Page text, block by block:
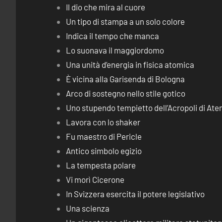
Il dio che mira al cuore
Un tipo di stampa a un solo colore
Indica il tempo che manca
Lo suonava il maggiordomo
Una unità d’energia in fisica atomica
È vicina alla Garisenda di Bologna
Arco di sostegno nello stile gotico
Uno stupendo tempietto dell’Acropoli di
Lavora con lo shaker
Fu maestro di Pericle
Antico simbolo egizio
La tempesta polare
Vi morì Cicerone
In Svizzera esercita il potere legislativo
Una scienza